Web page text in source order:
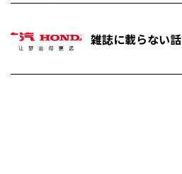
雑誌に載らない話